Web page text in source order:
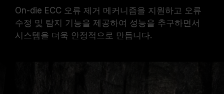
On-die ECC 오류 제거 메커니즘을 지원하고 오류
수정 및 탐지 기능을 제공하여 성능을 추구하면서
시스템을 더욱 안정적으로 만듭니다.